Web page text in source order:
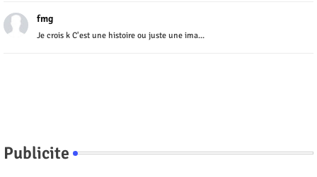
fmg
Je crois k C'est une histoire ou juste une ima...
Publicite